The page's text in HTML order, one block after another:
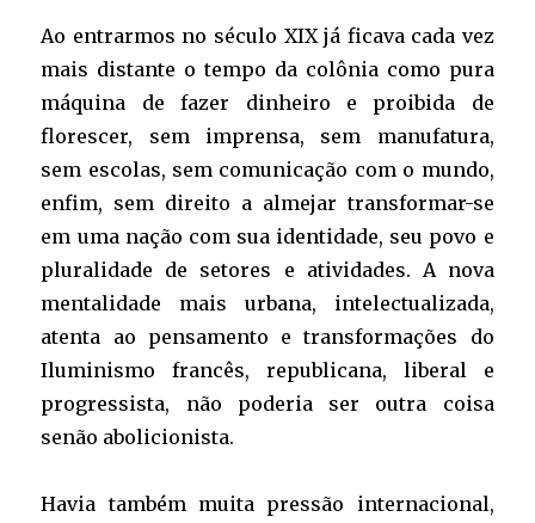
Ao entrarmos no século XIX já ficava cada vez
mais distante o tempo da colônia como pura
máquina de fazer dinheiro e proibida de
florescer, sem imprensa, sem manufatura,
sem escolas, sem comunicação com o mundo,
enfim, sem direito a almejar transformar-se
em uma nação com sua identidade, seu povo e
pluralidade de setores e atividades. A nova
mentalidade mais urbana, intelectualizada,
atenta ao pensamento e transformações do
Iluminismo francês, republicana, liberal e
progressista, não poderia ser outra coisa
senão abolicionista.
Havia também muita pressão internacional,